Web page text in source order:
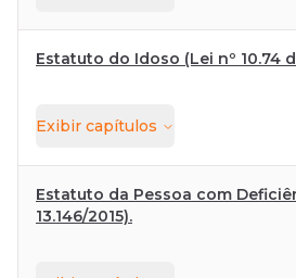
Estatuto do Idoso (Lei nº 10.74
Exibir capítulos
Estatuto da Pessoa com
13.146/2015).